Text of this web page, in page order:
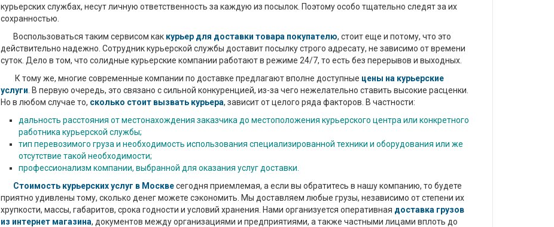
курьерских службах, несут личную ответственность за каждую из посылок. Поэтому особо тщательно следят за их
сохранностью.
Воспользоваться таким сервисом как курьер для доставки товара покупателю, стоит еще и потому, что это
действительно надежно. Сотрудник курьерской службы доставит посылку строго адресату, не зависимо от времени
суток. Дело в том, что солидные курьерские компании работают в режиме 24/7, то есть без перерывов и выходных.
К тому же, многие современные компании по доставке предлагают вполне доступные цены на курьерские
услуги . В первую очередь, это связано с сильной конкуренцией, из-за чего нежелательно ставить высокие расценки.
Но в любом случае то, сколько стоит вызвать курьера, зависит от целого ряда факторов. В частности:
дальность расстояния от местонахождения заказчика до местоположения курьерского центра или конкретного
работника курьерской службы;
тип перевозимого груза и необходимость использования специализированной техники и оборудования или же
отсутствие такой необходимости;
профессионализм компании, выбранной для оказания услуг доставки.
Стоимость курьерских услуг в Москвесегодня приемлемая, а если вы обратитесь в нашу компанию, то будете
приятно удивлены тому, сколько денег можете сэкономить. Мы доставляем любые грузы, независимо от степени их
хрупкости, массы, габаритов, срока годности и условий хранения. Нами организуется оперативная доставка грузов
из интернет магазина, документов между организациями и предприятиями, а также частными лицами вплоть до